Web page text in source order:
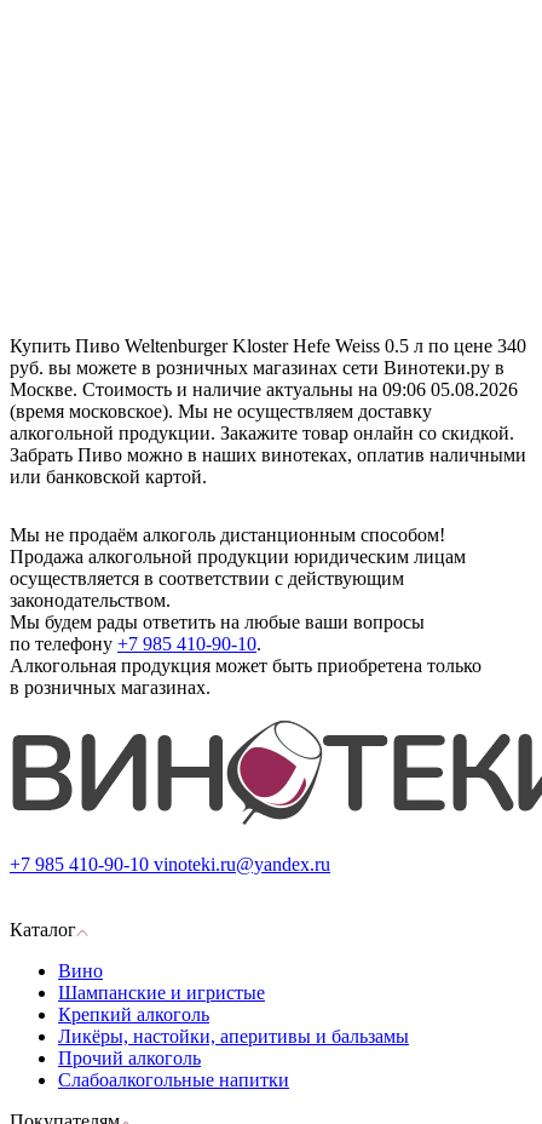
Купить Пиво Weltenburger Kloster Hefe Weiss 0.5 л по цене 340
руб. вы можете в розничных магазинах сети Винотеки.ру в
Москве. Стоимость и наличие актуальны на 09:06 05.08.2026
(время московское). Мы не осуществляем доставку
алкогольной продукции. Закажите товар онлайн со скидкой.
Забрать Пиво можно в наших винотеках, оплатив наличными
или банковской картой.
Мы не продаём алкоголь дистанционным способом!
Продажа алкогольной продукции юридическим лицам
осуществляется в соответствии с действующим
законодательством.
Мы будем рады ответить на любые ваши вопросы
по телефону +7 985 410-90-10.
Алкогольная продукция может быть приобретена только
в розничных магазинах.
+7 985 410-90-10 vinoteki.ru@yandex.ru
Каталог
Вино
Шампанские и игристые
Крепкий алкоголь
Ликёры, настойки, аперитивы и бальзамы
Прочий алкоголь
Слабоалкогольные напитки